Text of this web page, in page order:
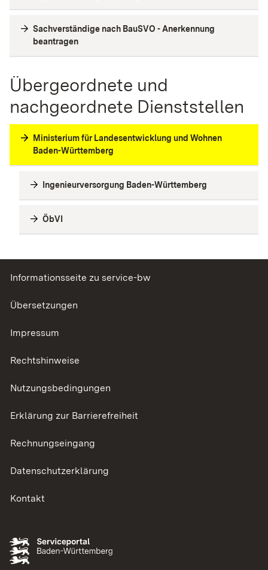
Sachverständige nach BauSVO - Anerkennung
beantragen
Übergeordnete und
nachgeordnete Dienststellen
Ministerium für Landesentwicklung und Wohnen
Baden-Württemberg
Ingenieurversorgung Baden-Württemberg
ÖbVI
Informationsseite zu service-bw
Übersetzungen
Impressum
Rechtshinweise
Nutzungsbedingungen
Erklärung zur Barrierefreiheit
Rechnungseingang
Datenschutzerklärung
Kontakt